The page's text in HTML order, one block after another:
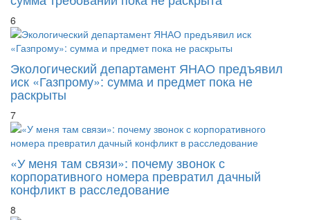
Экологический департамент ЯНАО предъявил
иск «Газпрому»: сумма и предмет пока не
раскрыты
7
«У меня там связи»: почему звонок с
корпоративного номера превратил дачный
конфликт в расследование
8